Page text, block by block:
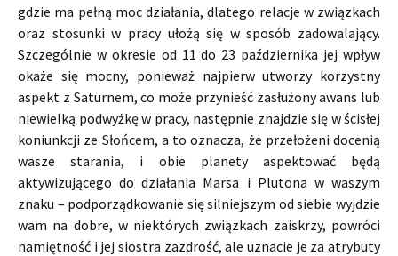
gdzie ma pełną moc działania, dlatego relacje w związkach
oraz stosunki w pracy ułożą się w sposób zadowalający.
Szczególnie w okresie od 11 do 23 października jej wpływ
okaże się mocny, ponieważ najpierw utworzy korzystny
aspekt z Saturnem, co może przynieść zasłużony awans lub
niewielką podwyżkę w pracy, następnie znajdzie się w ścisłej
koniunkcji ze Słońcem, a to oznacza, że przełożeni docenią
wasze starania, i obie planety aspektować będą
aktywizującego do działania Marsa i Plutona w waszym
znaku – podporządkowanie się silniejszym od siebie wyjdzie
wam na dobre, w niektórych związkach zaiskrzy, powróci
namiętność i jej siostra zazdrość, ale uznacie je za atrybuty